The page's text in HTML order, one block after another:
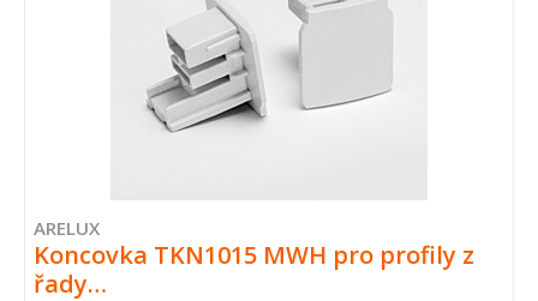
ARELUX
Koncovka TKN1015 MWH pro profily z
řady…